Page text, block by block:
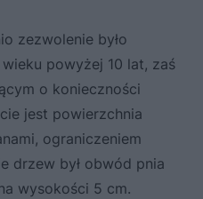
zezwolenie było
powyżej 10 lat, zaś
o konieczności
jest powierzchnia
ograniczeniem
drzew był obwód pnia
wysokości 5 cm.